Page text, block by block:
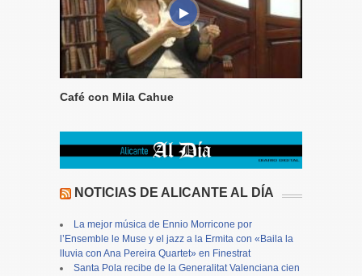
Café con Mila Cahue
NOTICIAS DE ALICANTE AL DÍA
La mejor música de Ennio Morricone por
l’Ensemble le Muse y el jazz a la Ermita con «Baila la
lluvia con Ana Pereira Quartet» en Finestrat
Santa Pola recibe de la Generalitat Valenciana cien